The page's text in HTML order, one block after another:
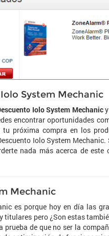
System Mechanic
Iolo System Mechanicy
encontrar oportunidades
tu próxima compra en los
Iolo System Mechanic.
nada más acerca de este
Mechanic
es porque hoy en día las
pero ¿Son estas
de que no ser la